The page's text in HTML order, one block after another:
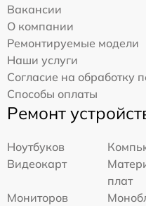
Вакансии
О компании
Ремонтируемые модели
Наши услуги
Согласие на обработку
Способы оплаты
Ремонт
Ноутбуков
Видеокарт
плат
Мониторов